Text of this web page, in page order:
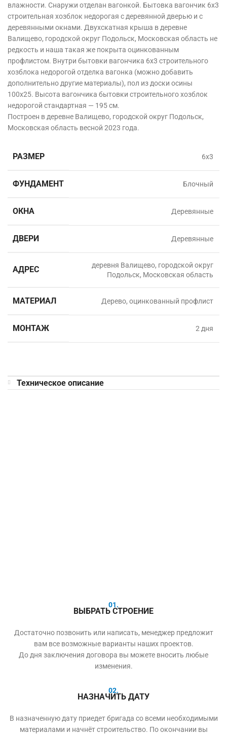
влажности. Снаружи отделан вагонкой. Бытовка вагончик 6х3
строительная хозблок недорогая с деревянной дверью и с
деревянными окнами. Двухскатная крыша в деревне
Валищево, городской округ Подольск, Московская область не
редкость и наша такая же покрыта оцинкованным
профлистом. Внутри бытовки вагончика 6х3 строительного
хозблока недорогой отделка вагонка (можно добавить
дополнительно другие материалы), пол из доски осины
100х25. Высота вагончика бытовки строительного хозблок
недорогой стандартная — 195 см.
Построен в деревне Валищево, городской округ Подольск,
Московская область весной 2023 года.
РАЗМЕР 6х3
ФУНДАМЕНТ Блочный
ОКНА Деревянные
ДВЕРИ Деревянные
АДРЕС
деревня Валищево, городской округ
Подольск, Московская область
МАТЕРИАЛ Дерево, оцинкованный профлист
МОНТАЖ 2 дня
Техническое описание
01.
ВЫБРАТЬ СТРОЕНИЕ
Достаточно позвонить или написать, менеджер предложит
вам все возможные варианты наших проектов.
До дня заключения договора вы можете вносить любые
изменения.
02.
НАЗНАЧИТЬ ДАТУ
В назначенную дату приедет бригада со всеми необходимыми
материалами и начнёт строительство. По окончании вы